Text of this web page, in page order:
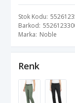
Stok Kodu
Barkod
Marka Noble
Renk